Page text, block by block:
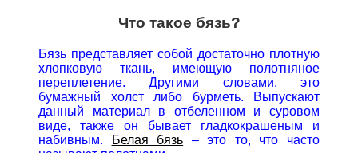
Что такое бязь?
Бязь представляет собой достаточно плотную
хлопковую ткань, имеющую полотняное
переплетение.Другими словами, это
бумажный холст либо бурметь.
Выпускают
данный материал в отбеленном и суровом
виде, также он бывает гладкокрашеным и
набивным.
Белая бязь – это то, что часто